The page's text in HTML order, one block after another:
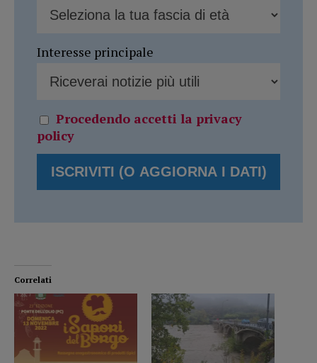
Interesse principale
Procedendo accetti la privacy
policy
Correlati